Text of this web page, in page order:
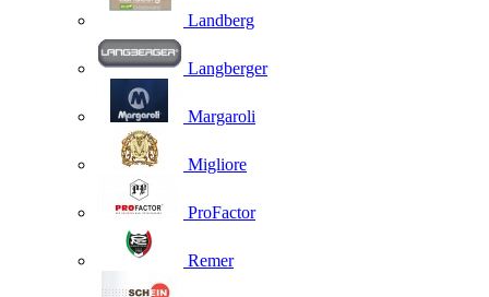
Landberg
Langberger
Margaroli
Migliore
ProFactor
Remer